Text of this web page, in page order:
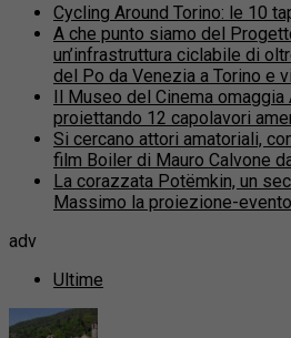
Cycling Around Torino: le 10
A che punto siamo del
un’infrastruttura ciclabile di
del Po da Venezia a Torino e
Il Museo del Cinema
proiettando 12 capolavori
Si cercano attori amatoriali,
film Boiler di Mauro Calvone
La corazzata Potëmkin, un
Massimo la proiezione-
adv
Ultime